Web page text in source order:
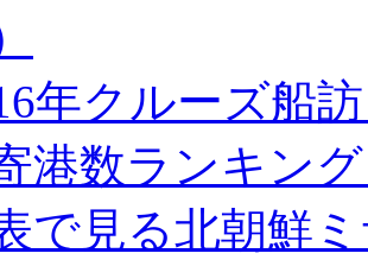
年クルーズ船
港数ランキン
で見る北朝鮮